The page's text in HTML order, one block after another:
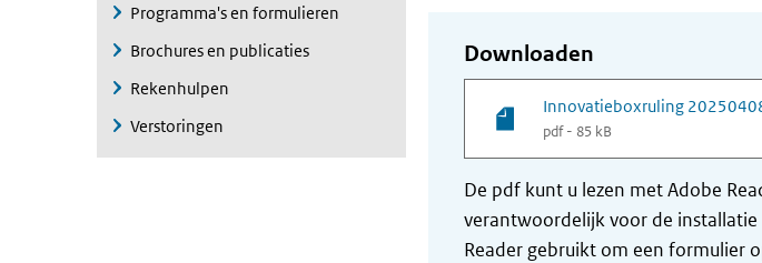
Programma's en formulieren
Brochures en publicaties
Rekenhulpen
Verstoringen
Downloaden
Innovatieboxruling
pdf - 85 kB
De pdf kunt u lezen met Adobe
verantwoordelijk voor de installatie
Reader gebruikt om een formulier